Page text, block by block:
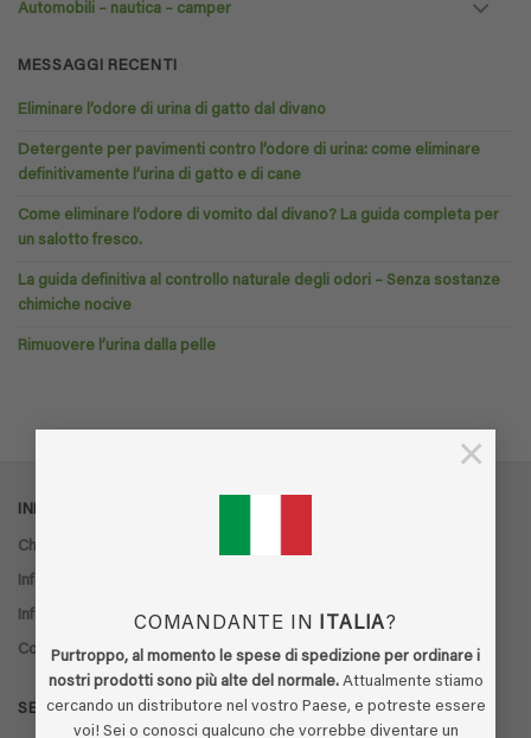
COMANDANTE IN ITALIA?
Purtroppo, al momento le spese di spedizione per ordinare i
nostri prodotti sono più alte del normale.Attualmente stiamo
cercando un distributore nel vostro Paese, e potreste essere
voi! Sei o conosci qualcuno che vorrebbe diventare un
×
Automobili – nautica – camper
MESSAGGI RECENTI
Eliminare l’odore di urina di gatto dal divano
Detergente per pavimenti contro l’odore di urina: come eliminare
definitivamente l’urina di gatto e di cane
Come eliminare l’odore di vomito dal divano? La guida completa per
un salotto fresco.
La guida definitiva al controllo naturale degli odori – Senza sostanze
chimiche nocive
Rimuovere l’urina dalla pelle
INFORMAZIONI
Chi siamo
Informazioni sulla consegna
Informativa sulla privacy
Condizioni di consegna
SERVIZIO CLIENTI